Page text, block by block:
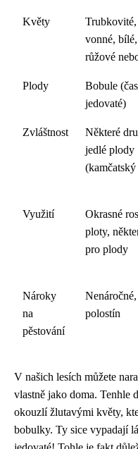
Květy
Trubkovité,
vonné,
růžové
Plody
Bobule
jedovaté)
Zvláštnost
Některé
jedlé plody
Využití
Okrasné
ploty,
pro plody
Nároky
na
pěstování
polostín
V našich lesích můžete
vlastně jako doma. Tenhle
okouzlí žlutavými květy,
bobulky. Ty sice vypadají